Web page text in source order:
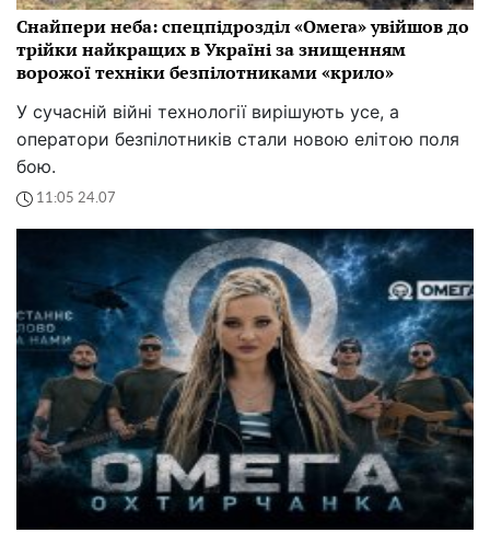
Снайпери неба: спецпідрозділ «Омега» увійшов до
трійки найкращих в Україні за знищенням
ворожої техніки безпілотниками «крило»
У сучасній війні технології вирішують усе, а
оператори безпілотників стали новою елітою поля
бою.
11:05 24.07